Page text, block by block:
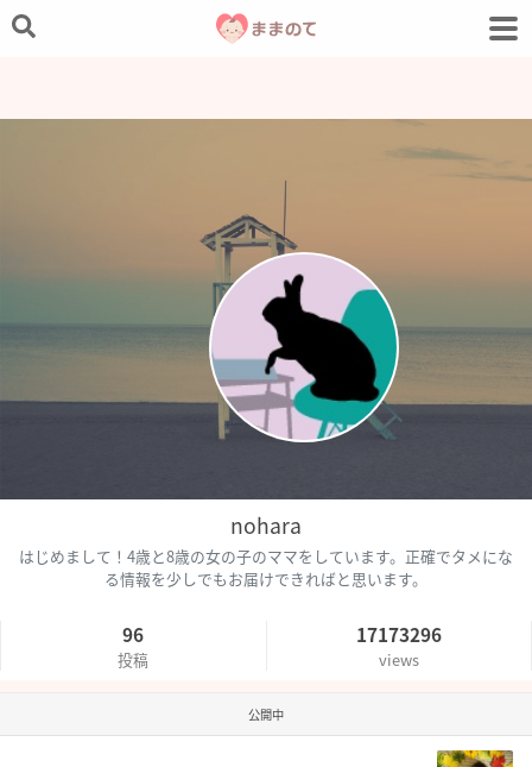
nohara
はじめまして！4歳と8歳の女の子のママをしています。正確でタメにな
る情報を少しでもお届けできればと思います。
96
投稿
17173296
views
公開中